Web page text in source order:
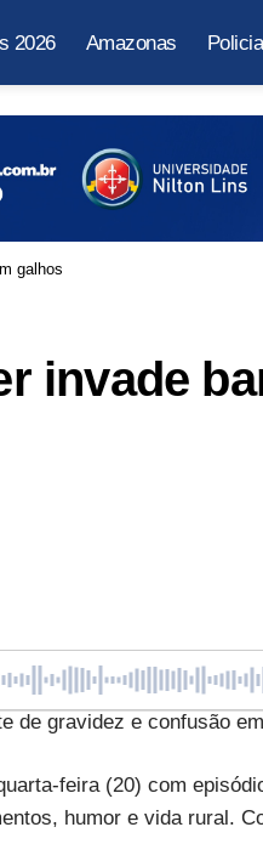
2026 Amazonas
galhos
invade
de gravidez e confusão
feira (20) com
humor e vida rural.